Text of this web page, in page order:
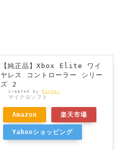
【純正品】Xbox Elite ワイ
ヤレス コントローラー シリー
ズ 2
created by Rinker
マイクロソフト
Amazon 楽天市場
Yahooショッピング